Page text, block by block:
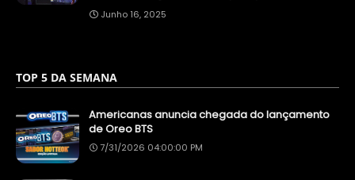
Junho 16, 2025
TOP 5 DA SEMANA
Americanas anuncia chegada do lançamento
de Oreo BTS
7/31/2026 04:00:00 PM